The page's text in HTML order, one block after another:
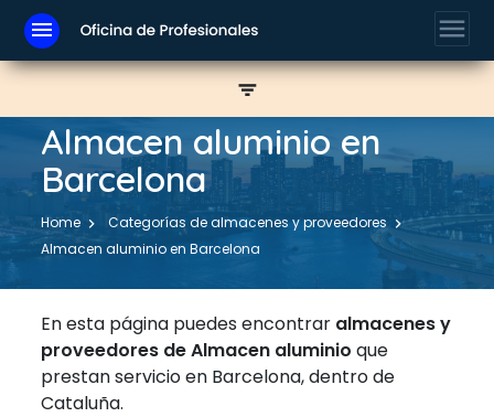
menu menu
Almacen aluminio en
Barcelona
Home
Categorías de almacenes y proveedores
Almacen aluminio en Barcelona
En esta página puedes encontrar almacenes y
proveedores de Almacen aluminio que
prestan servicio en Barcelona, dentro de
Cataluña.
filter_list